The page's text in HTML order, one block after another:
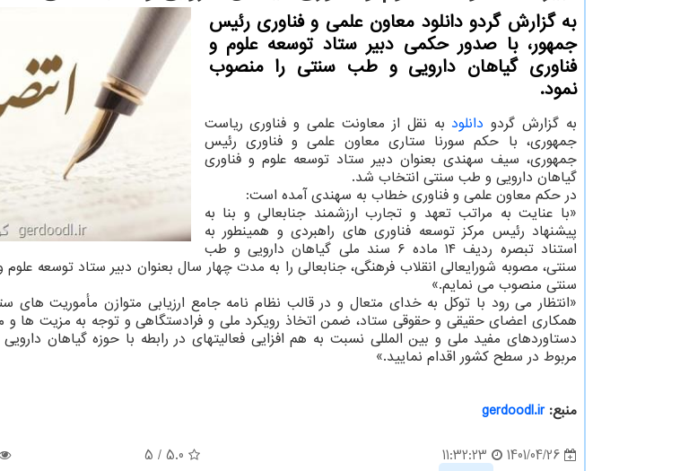
به گزارش گردو دانلود معاون علمی و فناوری رئیس
جمهور، با صدور حکمی دبیر ستاد توسعه علوم و
فناوری گیاهان دارویی و طب سنتی را منصوب
نمود.
به گزارش گردو دانلود به نقل از معاونت علمی و فناوری ریاست
جمهوری، با حکم سورنا ستاری معاون علمی و فناوری رئیس
جمهوری، سیف سهندی بعنوان دبیر ستاد توسعه علوم و فناوری
گیاهان دارویی و طب سنتی انتخاب شد.
در حکم معاون علمی و فناوری خطاب به سهندی آمده است:
«با عنایت به مراتب تعهد و تجارب ارزشمند جنابعالی و بنا به
پیشنهاد رئیس مرکز توسعه فناوری های راهبردی و همینطور به
استناد تبصره ردیف ۱۴ ماده ۶ سند ملی گیاهان دارویی و طب
سنتی، مصوبه شورایعالی انقلاب فرهنگی، جنابعالی را به مدت چهار سال بعنوان دبیر ستاد توسعه
سنتی منصوب می نمایم.»
«انتظار می رود با توکل به خدای متعال و در قالب نظام نامه جامع ارزیابی متوازن مأموریت
همکاری اعضای حقیقی و حقوقی ستاد، ضمن اتخاذ رویکرد ملی و فرادستگاهی و توجه به مزیت ها و
دستاوردهای مفید ملی و بین المللی نسبت به هم افزایی فعالیتهای در رابطه با حوزه گیاهان
مربوط در سطح کشور اقدام نمایید.»
منبع:gerdoodl.ir
1401/04/26
11:32:23
5.0
/
5